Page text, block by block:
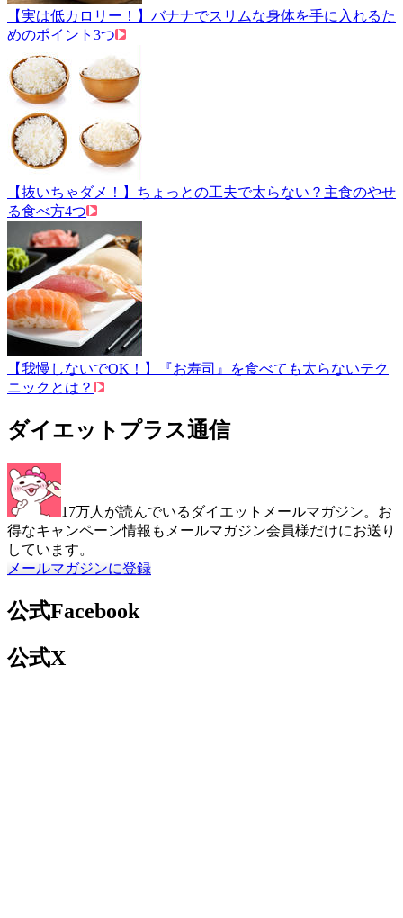
【実は低カロリー！】バナナでスリムな身体を手に入れるた
めのポイント3つ
【抜いちゃダメ！】ちょっとの工夫で太らない？主食のやせ
る食べ方4つ
【我慢しないでOK！】『お寿司』を食べても太らないテク
ニックとは？
ダイエットプラス通信
17万人が読んでいるダイエットメールマガジン。お
得なキャンペーン情報もメールマガジン会員様だけにお送り
しています。
メールマガジンに登録
公式Facebook
公式X